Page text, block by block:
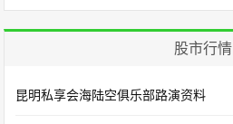
股市行情
昆明私享会海陆空俱乐部路演资料